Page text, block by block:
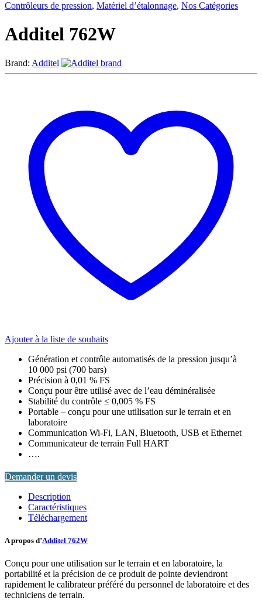
Contrôleurs de pression, Matériel d’étalonnage, Nos Catégories
Additel 762W
Brand: Additel
Ajouter à la liste de souhaits
Génération et contrôle automatisés de la pression jusqu’à
10 000 psi (700 bars)
Précision à 0,01 % FS
Conçu pour être utilisé avec de l’eau déminéralisée
Stabilité du contrôle ≤ 0,005 % FS
Portable – conçu pour une utilisation sur le terrain et en
laboratoire
Communication Wi-Fi, LAN, Bluetooth, USB et Ethernet
Communicateur de terrain Full HART
….
Demander un devis
Description
Caractéristiques
Téléchargement
A propos d’Additel 762W
Conçu pour une utilisation sur le terrain et en laboratoire, la
portabilité et la précision de ce produit de pointe deviendront
rapidement le calibrateur préféré du personnel de laboratoire et des
techniciens de terrain.